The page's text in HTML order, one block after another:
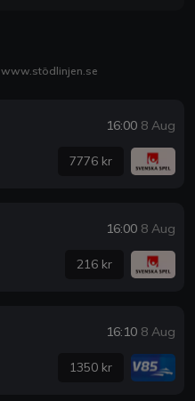
www.stödlinjen.se
16:00 8 Aug
7776 kr
16:00 8 Aug
216 kr
16:10 8 Aug
1350 kr